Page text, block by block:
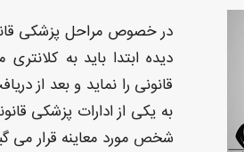
در خصوص مراحل پزشکی
دیده ابتدا باید به
قانونی را نماید و بعد از
به یکی از ادارات پزشکی
شخص مورد معاینه قرار می